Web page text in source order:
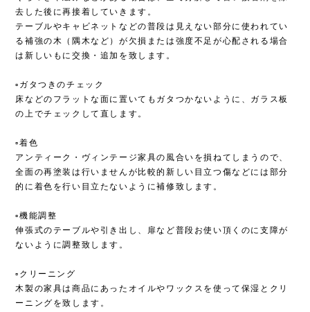
去した後に再接着していきます。
テーブルやキャビネットなどの普段は見えない部分に使われてい
る補強の木（隅木など）が欠損または強度不足が心配される場合
は新しいもに交換・追加を致します。
▫︎ガタつきのチェック
床などのフラットな面に置いてもガタつかないように、ガラス板
の上でチェックして直します。
▫︎着色
アンティーク・ヴィンテージ家具の風合いを損ねてしまうので、
全面の再塗装は行いませんが比較的新しい目立つ傷などには部分
的に着色を行い目立たないように補修致します。
▫︎機能調整
伸張式のテーブルや引き出し、扉など普段お使い頂くのに支障が
ないように調整致します。
▫︎クリーニング
木製の家具は商品にあったオイルやワックスを使って保湿とクリ
ーニングを致します。